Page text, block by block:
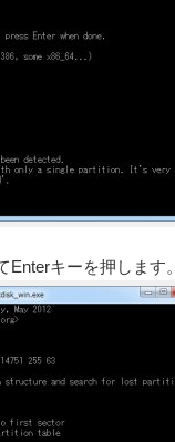
キーを押します。